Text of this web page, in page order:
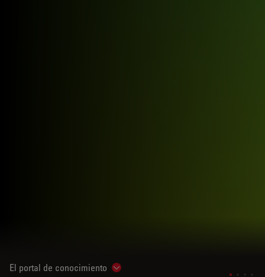
El portal de conocimiento Show subnavigation